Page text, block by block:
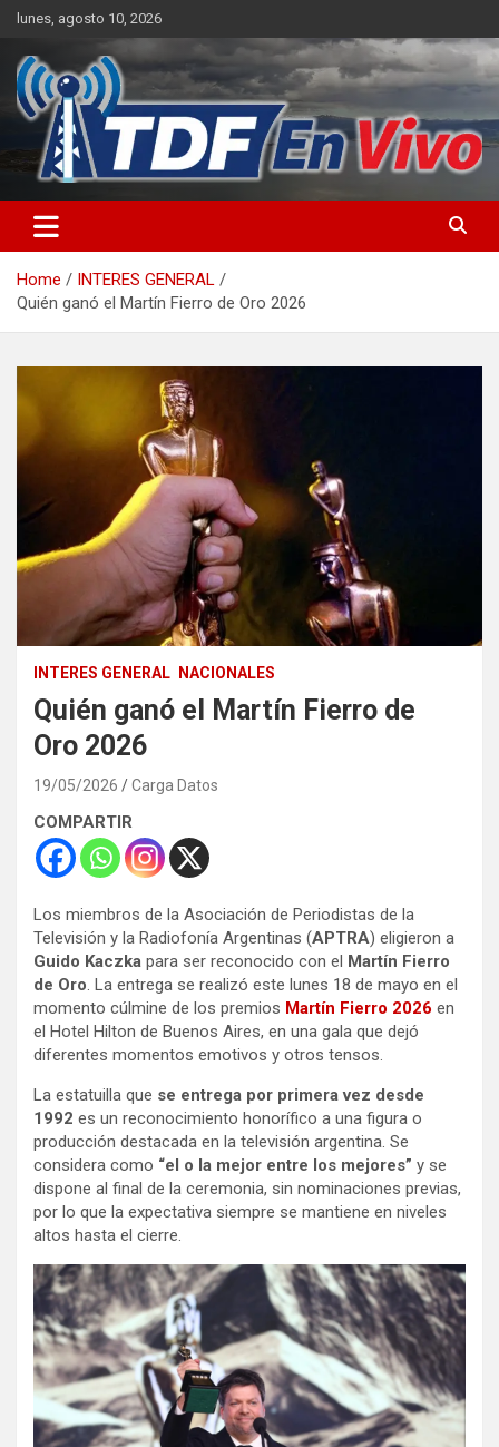
Skip
content
lunes, agosto 10, 2026
Home
INTERES GENERAL
Quién ganó el Martín Fierro de Oro 2026
INTERES GENERAL NACIONALES
Quién ganó el Martín Fierro de
Oro 2026
19/05/2026 Carga Datos
COMPARTIR
Los miembros de la Asociación de Periodistas de la
Televisión y la Radiofonía Argentinas (APTRA) eligieron a
Guido Kaczka para ser reconocido con el Martín Fierro
de Oro . La entrega se realizó este lunes 18 de mayo en el
momento cúlmine de los premios Martín Fierro 2026 en
el Hotel Hilton de Buenos Aires, en una gala que dejó
diferentes momentos emotivos y otros tensos.
La estatuilla que se entrega por primera vez desde
1992 es un reconocimiento honorífico a una figura o
producción destacada en la televisión argentina. Se
considera como “el o la mejor entre los mejores” y se
dispone al final de la ceremonia, sin nominaciones previas,
por lo que la expectativa siempre se mantiene en niveles
altos hasta el cierre.